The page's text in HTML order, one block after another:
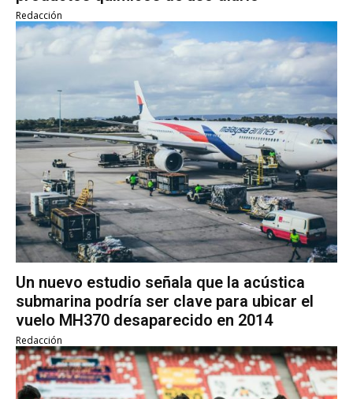
Redacción
Un nuevo estudio señala que la acústica
submarina podría ser clave para ubicar el
vuelo MH370 desaparecido en 2014
Redacción